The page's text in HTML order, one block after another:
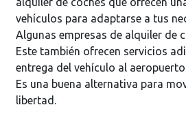
vehículos para adaptarse a tus
Algunas empresas de alquiler de
Este también ofrecen servicios
entrega del vehículo al
Es una buena alternativa para
libertad.